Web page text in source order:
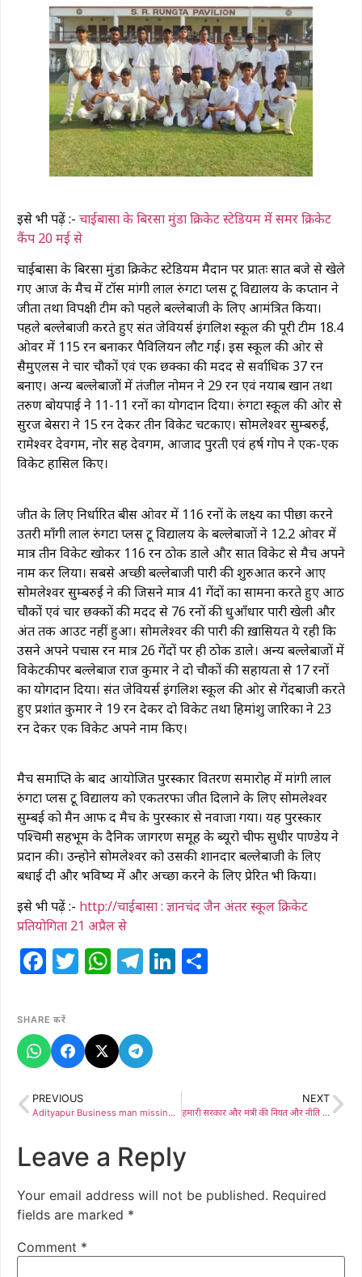
इसे भी पढ़ें :- चाईबासा के बिरसा मुंडा क्रिकेट स्टेडियम में समर क्रिकेट
कैंप 20 मई से
चाईबासा के बिरसा मुंडा क्रिकेट स्टेडियम मैदान पर प्रातः सात बजे से खेले
गए आज के मैच में टॉस मांगी लाल रुंगटा प्लस टू विद्यालय के कप्तान ने
जीता तथा विपक्षी टीम को पहले बल्लेबाजी के लिए आमंत्रित किया।
पहले बल्लेबाजी करते हुए संत जेवियर्स इंगलिश स्कूल की पूरी टीम 18.4
ओवर में 115 रन बनाकर पैविलियन लौट गई। इस स्कूल की ओर से
सैमुएलस ने चार चौकों एवं एक छक्का की मदद से सर्वाधिक 37 रन
बनाए। अन्य बल्लेबाजों में तंजील नोमन ने 29 रन एवं नयाब खान तथा
तरुण बोयपाई ने 11-11 रनों का योगदान दिया। रुंगटा स्कूल की ओर से
सुरज बेसरा ने 15 रन देकर तीन विकेट चटकाए। सोमलेश्वर सुम्बरुई,
रामेश्वर देवगम, नोर सिंह देवगम, आजाद पुरती एवं हर्ष गोप ने एक-एक
विकेट हासिल किए।
जीत के लिए निर्धारित बीस ओवर में 116 रनों के लक्ष्य का पीछा करने
उतरी माँगी लाल रुंगटा प्लस टू विद्यालय के बल्लेबाजों ने 12.2 ओवर में
मात्र तीन विकेट खोकर 116 रन ठोक डाले और सात विकेट से मैच अपने
नाम कर लिया। सबसे अच्छी बल्लेबाजी पारी की शुरुआत करने आए
सोमलेश्वर सुम्बरुई ने की जिसने मात्र 41 गेंदों का सामना करते हुए आठ
चौकों एवं चार छक्कों की मदद से 76 रनों की धुआँधार पारी खेली और
अंत तक आउट नहीं हुआ। सोमलेश्वर की पारी की ख़ासियत ये रही कि
उसने अपने पचास रन मात्र 26 गेंदों पर ही ठोक डाले। अन्य बल्लेबाजों में
विकेटकीपर बल्लेबाज राज कुमार ने दो चौकों की सहायता से 17 रनों
का योगदान दिया। संत जेवियर्स इंगलिश स्कूल की ओर से गेंदबाजी करते
हुए प्रशांत कुमार ने 19 रन देकर दो विकेट तथा हिमांशु जारिका ने 23
रन देकर एक विकेट अपने नाम किए।
मैच समाप्ति के बाद आयोजित पुरस्कार वितरण समारोह में मांगी लाल
रुंगटा प्लस टू विद्यालय को एकतरफा जीत दिलाने के लिएसोमलेश्वर
सुम्बरुईकोमैन आफ द मैचके पुरस्कार से नवाजा गया। यह पुरस्कार
पश्चिमी सिंहभूम के दैनिक जागरण समूह के ब्यूरो चीफसुधीर पाण्डेयने
प्रदान की। उन्होने सोमलेश्वर को उसकी शानदार बल्लेबाजी के लिए
बधाई दी और भविष्य में और अच्छा करने के लिए प्रेरित भी किया।
इसे भी पढ़ें :- http://चाईबासा : ज्ञानचंद जैन अंतर स्कूल क्रिकेट
प्रतियोगिता 21 अप्रैल से
Facebook
Twitter
WhatsApp
Telegram
LinkedIn
SHARE करें
PREVIOUS
Adityapur Business man missing: मॉर्निंग वॉक पर निकले व्यवसायी लापता, परिजन खोजबीन में जुटे
NEXT
हमारी सरकार और मंत्री की नियत और नीति दोनों पवित्र,भाजपा आदिवासियों-मूलवासियों को पहचान देने में क्यों कर रहें आनाकानी – सुनिल सिरका
Leave a Reply
Your email address will not be published. Required
fields are marked *
Comment *